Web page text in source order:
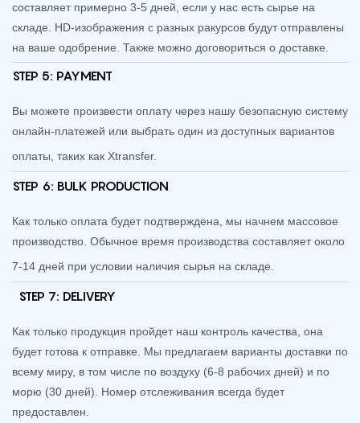
составляет примерно 3-5 дней, если у нас есть сырье на
складе. HD-изображения с разных ракурсов будут отправлены
на ваше одобрение. Также можно договориться о доставке.
STEP 5: PAYMENT
Вы можете произвести оплату через нашу безопасную систему
онлайн-платежей или выбрать один из доступных вариантов
оплаты, таких как Xtransfer.
STEP 6: BULK PRODUCTION
Как только оплата будет подтверждена, мы начнем массовое
производство. Обычное время производства составляет около
7-14 дней при условии наличия сырья на складе.
STEP 7: DELIVERY
Как только продукция пройдет наш контроль качества, она
будет готова к отправке. Мы предлагаем варианты доставки по
всему миру, в том числе по воздуху (6-8 рабочих дней) и по
морю (30 дней). Номер отслеживания всегда будет
предоставлен.